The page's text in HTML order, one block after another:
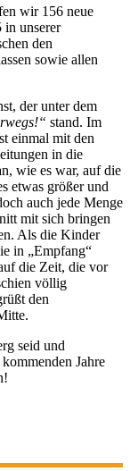
wir 156 neue
in unserer
den
sowie allen
der unter dem
stand. Im
einmal mit den
in die
wie es war, auf die
etwas größer und
auch jede Menge
mit sich bringen
Als die Kinder
in „Empfang“
die Zeit, die vor
völlig
den
seid und
Jahre